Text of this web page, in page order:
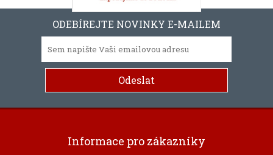
ODEBÍREJTE NOVINKY E-MAILEM
Informace pro zákazníky